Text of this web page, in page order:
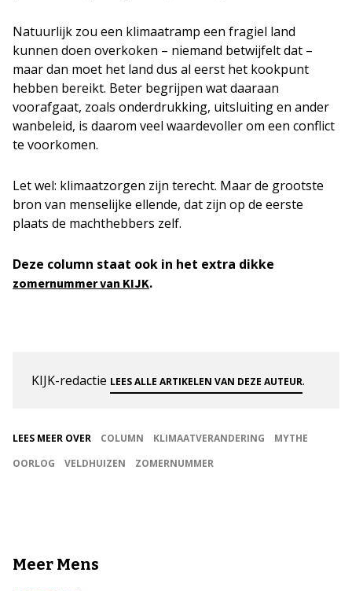
Natuurlijk zou een klimaatramp een fragiel land
kunnen doen overkoken – niemand betwijfelt dat –
maar dan moet het land dus al eerst het kookpunt
hebben bereikt. Beter begrijpen wat daaraan
voorafgaat, zoals onderdrukking, uitsluiting en ander
wanbeleid, is daarom veel waardevoller om een conflict
te voorkomen.
Let wel: klimaatzorgen zijn terecht. Maar de grootste
bron van menselijke ellende, dat zijn op de eerste
plaats de machthebbers zelf.
Deze column staat ook in het extra dikke
zomernummer van KIJK.
KIJK-redactie LEES ALLE ARTIKELEN VAN DEZE AUTEUR.
LEES MEER OVER COLUMN KLIMAATVERANDERING
MYTHE
OORLOG
VELDHUIZEN ZOMERNUMMER
Meer Mens